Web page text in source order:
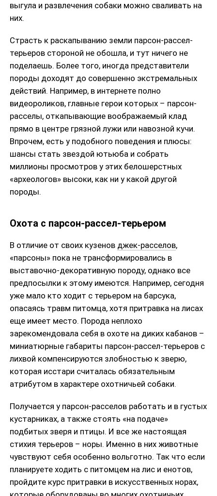
выгула и развлечения собаки можно сваливать на
них.
Страсть к раскапыванию земли парсон-рассел-
терьеров стороной не обошла, и тут ничего не
поделаешь. Более того, иногда представители
породы доходят до совершенно экстремальных
действий. Например, в интернете полно
видеороликов, главные герои которых – парсон-
расселы, откапывающие воображаемый клад
прямо в центре грязной лужи или навозной кучи.
Впрочем, есть у подобного поведения и плюсы:
шансы стать звездой ютьюба и собрать
миллионы просмотров у этих белошерстных
«археологов» высоки, как ни у какой другой
породы.
Охота с парсон-рассел-терьером
В отличие от своих кузенов джек-расселов,
«парсоны» пока не трансформировались в
выставочно-декоративную породу, однако все
предпосылки к этому имеются. Например, сегодня
уже мало кто ходит с терьером на барсука,
опасаясь травм питомца, хотя притравка на лисах
еще имеет место. Порода неплохо
зарекомендовала себя в охоте на диких кабанов –
миниатюрные габариты парсон-рассел-терьеров с
лихвой компенсируются злобностью к зверю,
которая исстари считалась обязательным
атрибутом в характере охотничьей собаки.
Получается у парсон-расселов работать и в густых
кустарниках, а также стоять «на подаче»
подбитых зверя и птицы. И все же настоящая
стихия терьеров – норы. Именно в них животные
чувствуют себя особенно вольготно. Так что если
планируете ходить с питомцем на лис и енотов,
пройдите курс притравки в искусственных норах,